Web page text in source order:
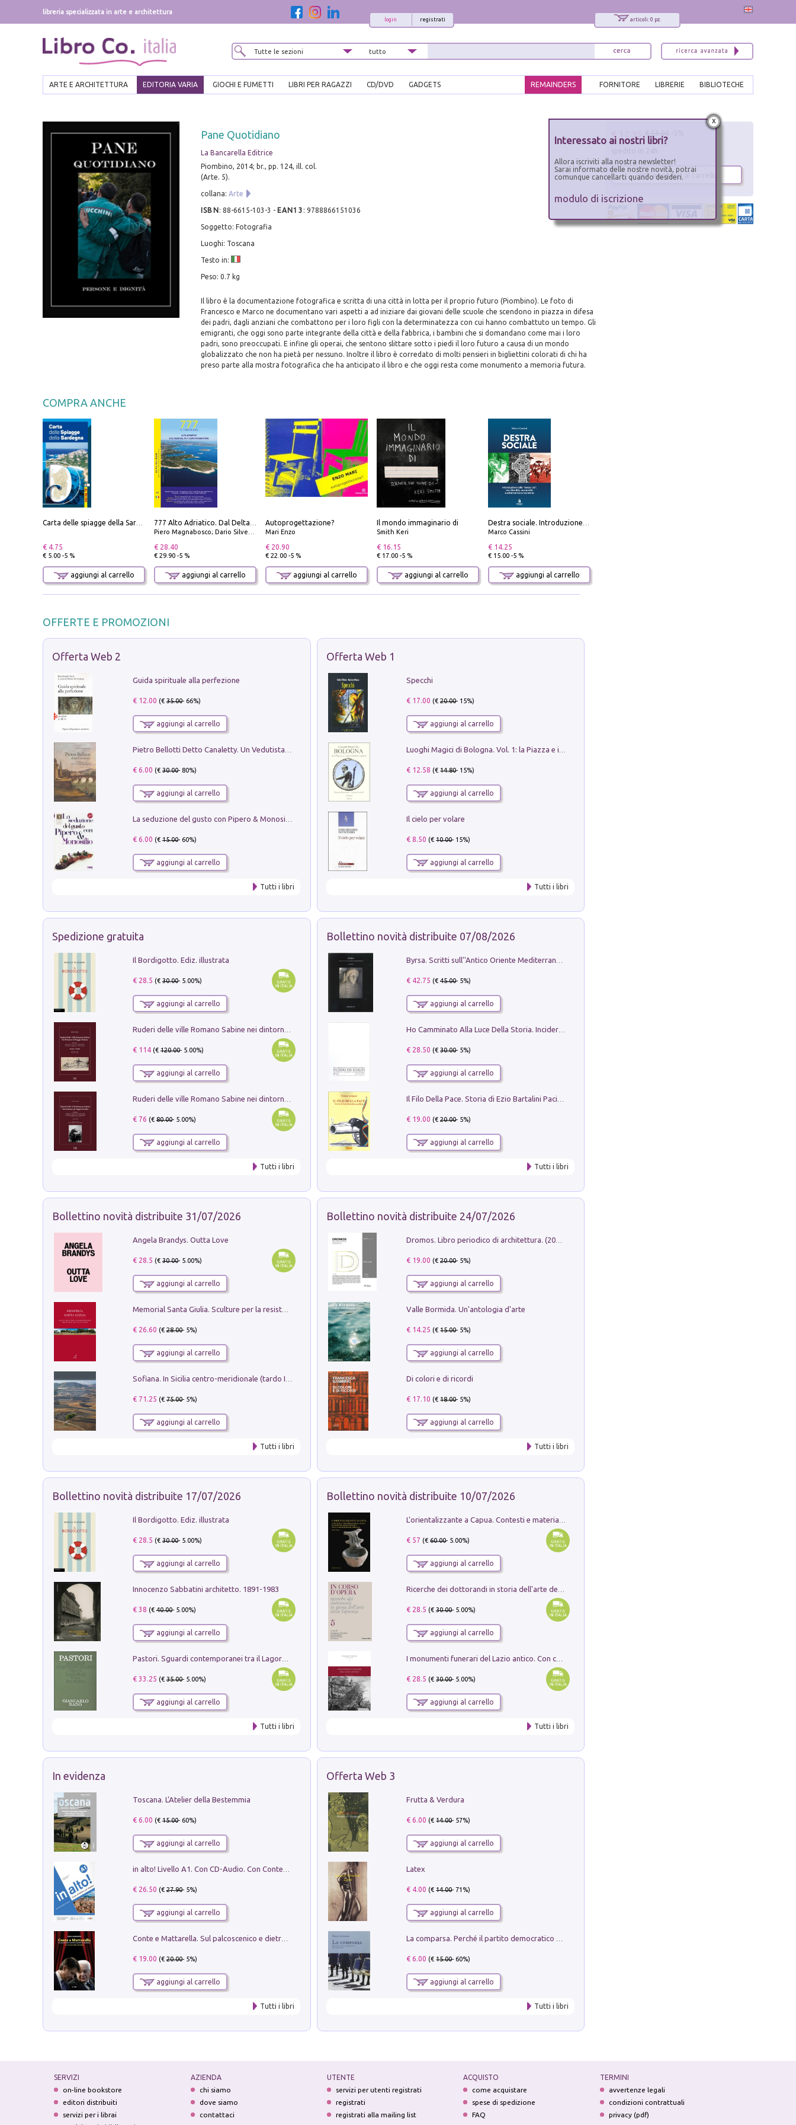
libreria specializzata in arte e architettura
articoli: 0 pz.
registrati
login
ARTE E ARCHITETTURA EDITORIA VARIA GIOCHI E FUMETTI LIBRI PER RAGAZZI CD/DVD GADGETS BIBLIOTECHE
LIBRERIE
FORNITORE
REMAINDERS
Pane Quotidiano
La Bancarella Editrice
Piombino, 2014; br., pp. 124, ill. col.
(Arte. 5).
collana: Arte
ISBN : 88-6615-103-3 - EAN13 : 9788866151036
Soggetto: Fotografia
Luoghi: Toscana
Testo in:
Peso: 0.7 kg
Il libro è la documentazione fotografica e scritta di una città in lotta per il proprio futuro (Piombino). Le foto di
Francesco e Marco ne documentano vari aspetti a ad iniziare dai giovani delle scuole che scendono in piazza in difesa
dei padri, dagli anziani che combattono per i loro figli con la determinatezza con cui hanno combattuto un tempo. Gli
emigranti, che oggi sono parte integrante della città e della fabbrica, i bambini che si domandano come mai i loro
padri, sono preoccupati. E infine gli operai, che sentono slittare sotto i piedi il loro futuro a causa di un mondo
globalizzato che non ha pietà per nessuno. Inoltre il libro è corredato di molti pensieri in bigliettini colorati di chi ha
preso parte alla mostra fotografica che ha anticipato il libro e che oggi resta come monumento a memoria futura.
COMPRA ANCHE
€ 4.75
€ 5.00 -5 %
aggiungi al carrello
Piero Magnabosco; Dario Silvestro; Marco Sbrizzi
€ 28.40
€ 29.90 -5 %
aggiungi al carrello
Autoprogettazione?
Mari Enzo
€ 20.90
€ 22.00 -5 %
aggiungi al carrello
Il mondo immaginario di
Smith Keri
€ 16.15
€ 17.00 -5 %
aggiungi al carrello
Marco Cassini
€ 14.25
€ 15.00 -5 %
aggiungi al carrello
OFFERTE E PROMOZIONI
Offerta Web 2
Guida spirituale alla perfezione
€ 12.00 (€35.00- 66%)
aggiungi al carrello
€ 6.00 (€30.00- 80%)
aggiungi al carrello
€ 6.00 (€15.00- 60%)
aggiungi al carrello
Tutti i libri
Offerta Web 1
Specchi
€ 17.00 (€20.00- 15%)
aggiungi al carrello
€ 12.58 (€14.80- 15%)
aggiungi al carrello
Il cielo per volare
€ 8.50 (€10.00- 15%)
aggiungi al carrello
Tutti i libri
Spedizione gratuita
Il Bordigotto. Ediz. illustrata
€ 28.5 (€30.00- 5.00%)
aggiungi al carrello
€ 114(€120.00- 5.00%)
aggiungi al carrello
€ 76 (€80.00- 5.00%)
aggiungi al carrello
Tutti i libri
Bollettino novità distribuite 07/08/2026
€ 42.75 (€45.00- 5%)
aggiungi al carrello
€ 28.50 (€30.00- 5%)
aggiungi al carrello
€ 19.00 (€20.00- 5%)
aggiungi al carrello
Tutti i libri
Bollettino novità distribuite 31/07/2026
Angela Brandys. Outta Love
€ 28.5 (€30.00- 5.00%)
aggiungi al carrello
Memorial Santa Giulia. Sculture per la resistenza Monchio di Palagano
€ 26.60 (€28.00- 5%)
aggiungi al carrello
€ 71.25 (€75.00- 5%)
aggiungi al carrello
Tutti i libri
Bollettino novità distribuite 24/07/2026
€ 19.00 (€20.00- 5%)
aggiungi al carrello
Valle Bormida. Un'antologia d'arte
€ 14.25 (€15.00- 5%)
aggiungi al carrello
Di colori e di ricordi
€ 17.10 (€18.00- 5%)
aggiungi al carrello
Tutti i libri
Bollettino novità distribuite 17/07/2026
Il Bordigotto. Ediz. illustrata
€ 28.5 (€30.00- 5.00%)
aggiungi al carrello
Innocenzo Sabbatini architetto. 1891-1983
€ 38 (€40.00- 5.00%)
aggiungi al carrello
Pastori. Sguardi contemporanei tra il Lagorai e la pianura. Ediz. illustrata
€ 33.25 (€35.00- 5.00%)
aggiungi al carrello
Tutti i libri
Bollettino novità distribuite 10/07/2026
€ 57 (€60.00- 5.00%)
aggiungi al carrello
€ 28.5 (€30.00- 5.00%)
aggiungi al carrello
€ 28.5 (€30.00- 5.00%)
aggiungi al carrello
Tutti i libri
In evidenza
Toscana. L'Atelier della Bestemmia
€ 6.00 (€15.00- 60%)
aggiungi al carrello
€ 26.50 (€27.90- 5%)
aggiungi al carrello
Conte e Mattarella. Sul palcoscenico e dietro le quinte del Quirinale. Un racconto sulle istituzioni
€ 19.00 (€20.00- 5%)
aggiungi al carrello
Tutti i libri
Offerta Web 3
Frutta & Verdura
€ 6.00 (€14.00- 57%)
aggiungi al carrello
Latex
€ 4.00 (€14.00- 71%)
aggiungi al carrello
€ 6.00 (€15.00- 60%)
aggiungi al carrello
Tutti i libri
€ 12.35
aggiungi al carrello
SERVIZI
on-line bookstore
editori distribuiti
servizi per i librai
AZIENDA
chi siamo
dove siamo
contattaci
UTENTE
servizi per utenti registrati
registrati
registrati alla mailing list
ACQUISTO
come acquistare
spese di spedizione
FAQ
TERMINI
avvertenze legali
condizioni contrattuali
privacy (pdf)
x
Interessato ai nostri libri?
Allora iscriviti alla nostra newsletter!
Sarai informato delle nostre novità, potrai
comunque cancellarti quando desideri.
modulo di iscrizione